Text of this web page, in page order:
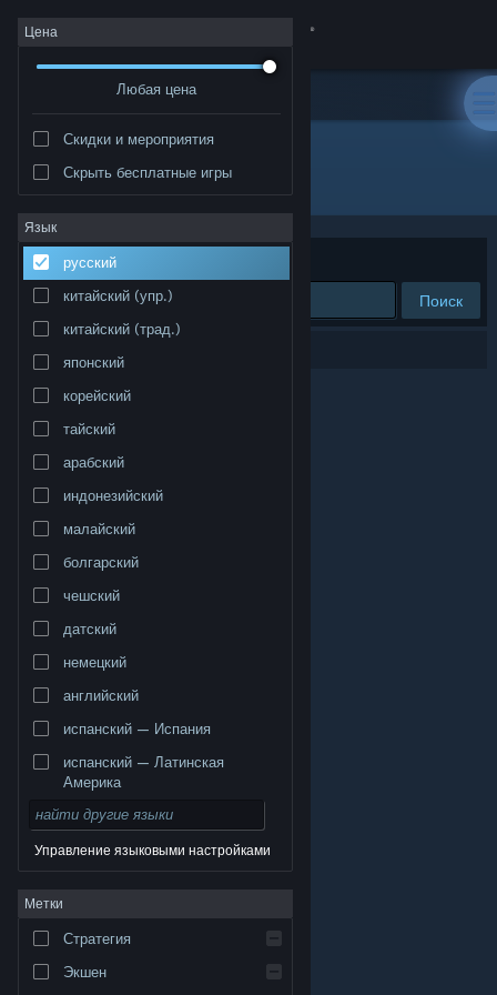
Войти
Сообщество
Информация
Поддержка
Изменить язык
Полная версия
© Valve Corporation. Все права сохранены. Все
торговые марки являются собственностью
Правовая информация
Соглашение подписчика Steam
Файлы cookie
Цена
Любая цена
Скидки и мероприятия
Скрыть бесплатные игры
Язык
русский
китайский (упр.)
китайский (трад.)
японский
корейский
тайский
арабский
индонезийский
малайский
болгарский
чешский
датский
немецкий
английский
испанский — Испания
испанский — Латинская
Америка
Управление языковыми настройками
Метки
Стратегия
Экшен
Разработчик: PurpleLamp
Сортировать по
Поиск